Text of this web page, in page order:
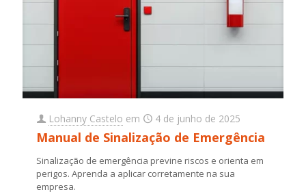
Lohanny Castelo em 4 de junho de 2025
Manual de Sinalização de Emergência
Sinalização de emergência previne riscos e orienta em
perigos. Aprenda a aplicar corretamente na sua
empresa.